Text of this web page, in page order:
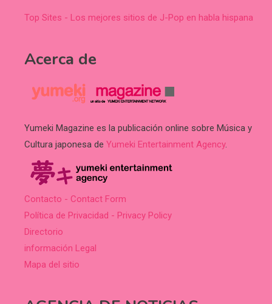
Top Sites - Los mejores sitios de J-Pop en habla hispana
Acerca de
Yumeki Magazine es la publicación online sobre Música y
Cultura japonesa de Yumeki Entertainment Agency.
Contacto - Contact Form
Política de Privacidad - Privacy Policy
Directorio
información Legal
Mapa del sitio